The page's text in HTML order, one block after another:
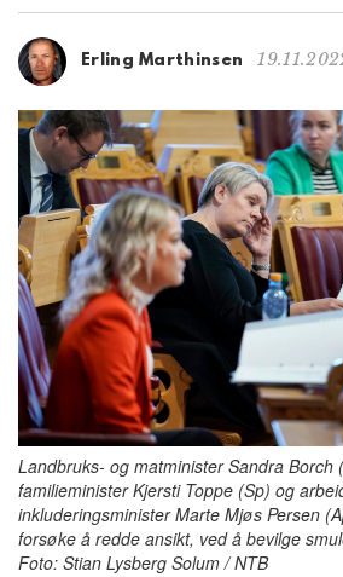
Erling Marthinsen
Landbruks- og matminister Sandra Borch
familieminister Kjersti Toppe (Sp) og
inkluderingsminister Marte Mjøs Persen
forsøke å redde ansikt, ved å bevilge
Foto: Stian Lysberg Solum / NTB